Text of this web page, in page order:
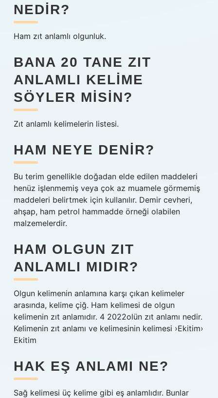
NEDIR?
Ham zıt anlamlı olgunluk.
BANA 20 TANE ZIT
ANLAMLI KELIME
SÖYLER MISIN?
Zıt anlamlı kelimelerin listesi.
HAM NEYE DENIR?
Bu terim genellikle doğadan elde edilen maddeleri
henüz işlenmemiş veya çok az muamele görmemiş
maddeleri belirtmek için kullanılır. Demir cevheri,
ahşap, ham petrol hammadde örneği olabilen
malzemelerdir.
HAM OLGUN ZIT
ANLAMLI MIDIR?
Olgun kelimenin anlamına karşı çıkan kelimeler
arasında, kelime çiğ. Ham kelimesi de olgun
kelimenin zıt anlamıdır. 4 2022olün zıt anlamı nedir.
Kelimenin zıt anlamı ve kelimesinin kelimesi ›Ekitim›
Ekitim
HAK EŞ ANLAMI NE?
Sağ kelimesi üç kelime gibi eş anlamlıdır. Bunlar